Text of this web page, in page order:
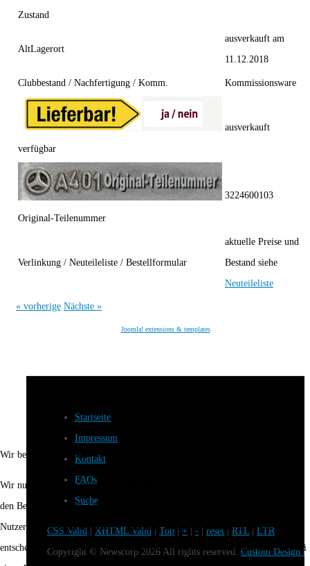
Zustand
AltLagerort
ausverkauft am
11.12.2018
Clubbestand / Nachfertigung / Komm. Kommissionsware
verfügbar
ausverkauft
Original-Teilenummer
3224600103
Verlinkung / Neuteileliste / Bestellformular
aktuelle Preise und
Bestand siehe
Neuteileliste
« vorherige Nächste »
Joomla! extensions & templates
Startseite
Impressum
Kontakt
FAQs
Suche
CSS Valid XHTML Valid | Top | + - reset | RTL | LTR
Copyright © Newscorp 2026 All rights reserved. Custom Design
Wir benutzen Cookies
Wir nutzen Cookies auf unserer Website. Einige von ihnen sind essenziell für
den Betrieb der Seite, während andere uns helfen, diese Website und die
Nutzererfahrung zu verbessern (Tracking Cookies). Sie können selbst
entscheiden, ob Sie die Cookies zulassen möchten. Bitte beachten Sie, dass bei